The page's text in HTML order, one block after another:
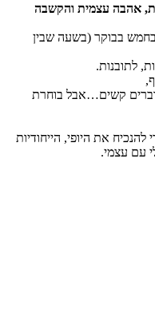
אהבה עצמית והקשבה
בבוקר (בשעה שבין
לתובנות.
קשים…אבל בוחרת
את היופי, הייחודיות
עם עצמי.